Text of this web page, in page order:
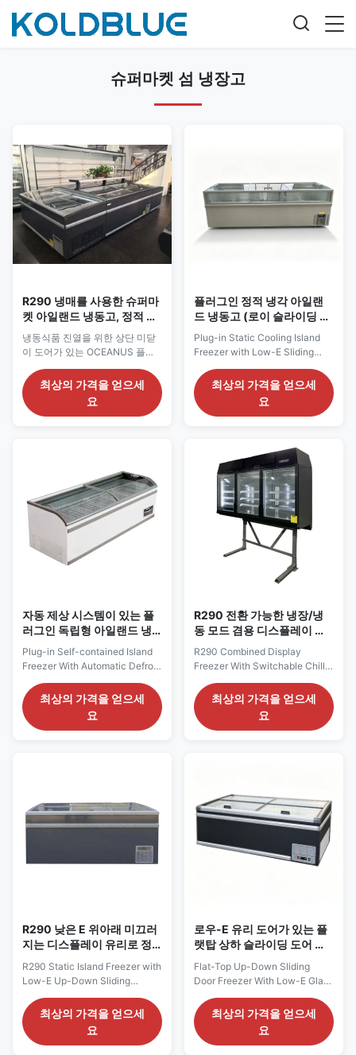
슈퍼마켓 섬 냉장고
R290 냉매를 사용한 슈퍼마
켓 아일랜드 냉동고, 정적 냉
각 시스템 및 디지털 온도 조
절 장치
냉동식품 진열을 위한 상단 미닫
이 도어가 있는 OCEANUS 플러
그인 아일랜드 냉동고입니다.
SECOP 압축기, R290 냉매
(-16°C ~ -22°C), LED 조명, 자동
제상 및 사용자 정의 가능한 색상
최상의 가격을 얻으세
요
플러그인 정적 냉각 아일랜
드 냉동고 (로이 슬라이딩 유
리)
Plug-in Static Cooling Island
Freezer with Low-E Sliding
Glass Our Advantages: GRACE
island display freezer is
equipped with self-contained
plug-in unit, eco-friendly R290
and less food dehydration. It
features EBM condenser fan,
digital ...
최상의 가격을 얻으세
요
자동 제상 시스템이 있는 플
러그인 독립형 아일랜드 냉
동고
Plug-in Self-contained Island
Freezer With Automatic Defrost
System Our Advantages:
VENUS self-contained island
freezer adopts built-in
compressor with eco-friendly
최상의 가격을 얻으세
요
R290 전환 가능한 냉장/냉
동 모드 겸용 디스플레이 냉
동고
R290 Combined Display
Freezer With Switchable Chiller
& Freezer Mode Our
Advantages: The TOP
combined display cabinet
adopts self-contained
meet diversified display needs.
It ...
최상의 가격을 얻으세
요
R290 낮은 E 위아래 미끄러
지는 디스플레이 유리로 정
R290 Static Island Freezer with
Low-E Up-Down Sliding
OCEANUS self-contained
island freezer is equipped with
built-in compressor using eco-
최상의 가격을 얻으세
요
로우-E 유리 도어가 있는 플
랫탑 상하 슬라이딩 도어 냉
Flat-Top Up-Down Sliding
Door Freezer With Low-E Glass
OCEANUS flat-top sliding glass
island freezer is a self-
contained commercial display
최상의 가격을 얻으세
요